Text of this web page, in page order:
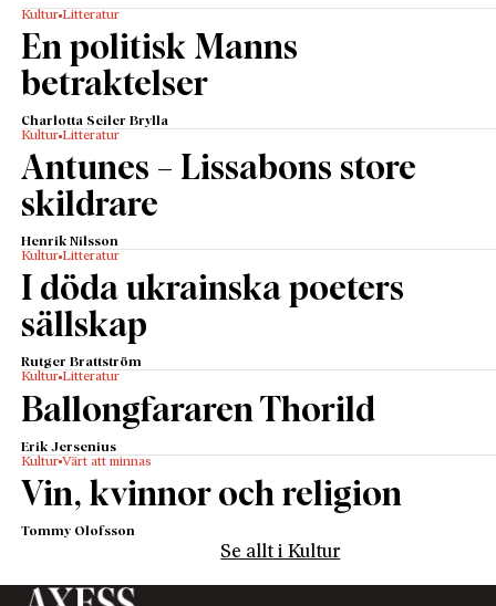
Kultur Litteratur
En politisk Manns
betraktelser
Charlotta Seiler Brylla
Kultur Litteratur
Antunes – Lissabons store
skildrare
Henrik Nilsson
Kultur Litteratur
I döda ukrainska poeters
sällskap
Rutger Brattström
Kultur Litteratur
Ballongfararen Thorild
Erik Jersenius
Kultur Värt att minnas
Vin, kvinnor och religion
Tommy Olofsson
Se allt i Kultur